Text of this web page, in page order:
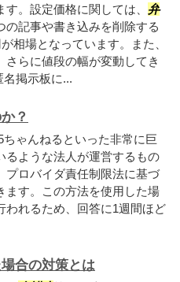
。設定価格に関しては、 弁
の記事や書き込みを削除する
相場となっています。また、
らに値段の幅が変動してき
名掲示板に...
？
ゃんねるといった非常に巨
るような法人が運営するもの
プロバイダ責任制限法に基づ
ます。この方法を使用した場
われるため、回答に1週間ほど
合の対策とは